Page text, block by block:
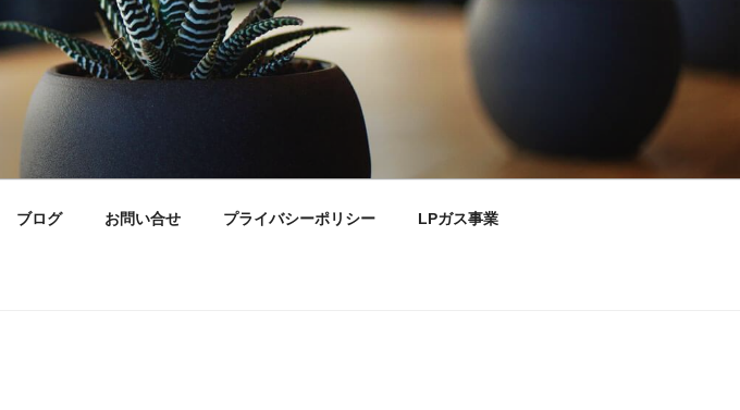
ブログ お問い合せ プライバシーポリシー LPガス事業